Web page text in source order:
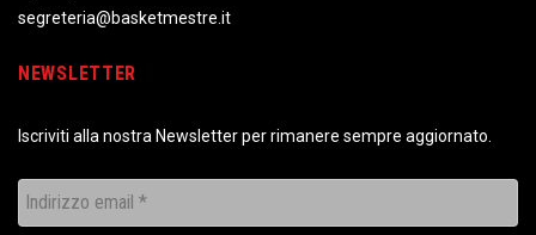
segreteria@basketmestre.it
NEWSLETTER
Iscriviti alla nostra Newsletter per rimanere sempre aggiornato.